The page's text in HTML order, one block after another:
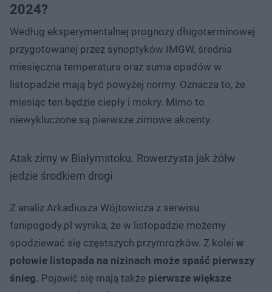
2024?
Według eksperymentalnej prognozy długoterminowej
przygotowanej przez synoptyków IMGW, średnia
miesięczna temperatura oraz suma opadów w
listopadzie mają być powyżej normy. Oznacza to, że
miesiąc ten będzie ciepły i mokry. Mimo to
niewykluczone są pierwsze zimowe akcenty.
Atak zimy w Białymstoku. Rowerzysta jak żółw
jedzie środkiem drogi
Z analiz Arkadiusza Wójtowicza z serwisu
fanipogody.pl wynika, że w listopadzie możemy
spodziewać się częstszych przymrozków. Z kolei w
połowie listopada na nizinach może spaść pierwszy
śnieg. Pojawić się mają także pierwsze większe